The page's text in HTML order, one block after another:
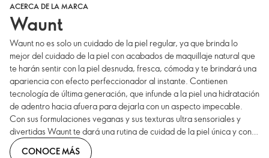
ACERCA DE LA MARCA
Waunt
Waunt no es solo un cuidado de la piel regular, ya que brinda lo
mejor del cuidado de la piel con acabados de maquillaje natural que
te harán sentir con la piel desnuda, fresca, cómoda y te brindará una
apariencia con efecto perfeccionador al instante. Contienen
tecnología de última generación, que infunde a la piel una hidratación
de adentro hacia afuera para dejarla con un aspecto impecable.
Con sus formulaciones veganas y sus texturas ultra sensoriales y
divertidas Waunt te dará una rutina de cuidad de la piel única y con
resultados excepcionales.
CONOCE MÁS